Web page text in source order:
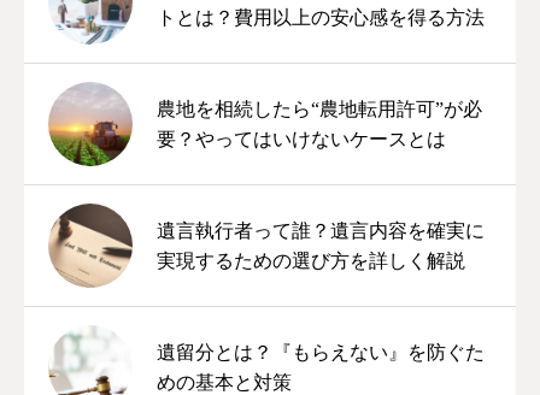
トとは？費用以上の安心感を得る方法
農地を相続したら“農地転用許可”が必
要？やってはいけないケースとは
遺言執行者って誰？遺言内容を確実に
実現するための選び方を詳しく解説
遺留分とは？『もらえない』を防ぐた
めの基本と対策